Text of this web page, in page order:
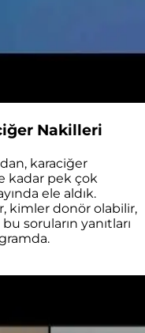
Nakilleri
karaciğer
kadar pek çok
ele aldık.
kimler donör olabilir,
soruların yanıtları